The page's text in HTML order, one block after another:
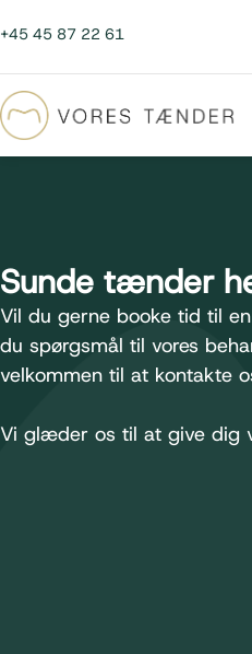
+45 45 87 22 61
Sunde tænder
Vil du gerne booke tid til
du spørgsmål til vores
velkommen til at kontakte
Vi glæder os til at give dig